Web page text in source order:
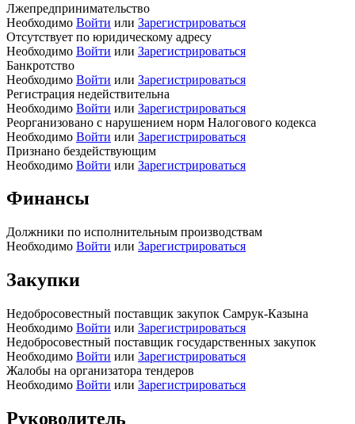
Лжепредпринимательство
Необходимо Войти или Зарегистрироваться
Отсутствует по юридическому адресу
Необходимо Войти или Зарегистрироваться
Банкротство
Необходимо Войти или Зарегистрироваться
Регистрация недействительна
Необходимо Войти или Зарегистрироваться
Реорганизовано с нарушением норм Налогового кодекса
Необходимо Войти или Зарегистрироваться
Признано бездействующим
Необходимо Войти или Зарегистрироваться
Финансы
Должники по исполнительным производствам
Необходимо Войти или Зарегистрироваться
Закупки
Недобросовестный поставщик закупок Самрук-Казына
Необходимо Войти или Зарегистрироваться
Недобросовестный поставщик государственных закупок
Необходимо Войти или Зарегистрироваться
Жалобы на организатора тендеров
Необходимо Войти или Зарегистрироваться
Руководитель